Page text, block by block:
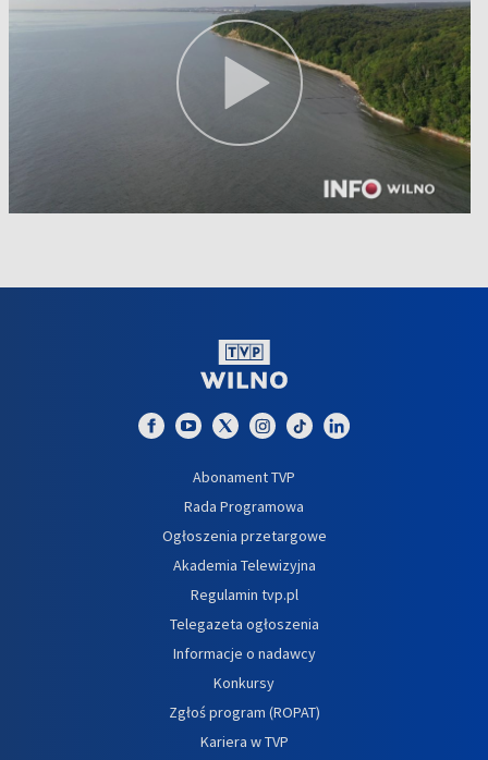
Abonament TVP
Rada Programowa
Ogłoszenia przetargowe
Akademia Telewizyjna
Regulamin tvp.pl
Telegazeta ogłoszenia
Informacje o nadawcy
Konkursy
Zgłoś program (ROPAT)
Kariera w TVP